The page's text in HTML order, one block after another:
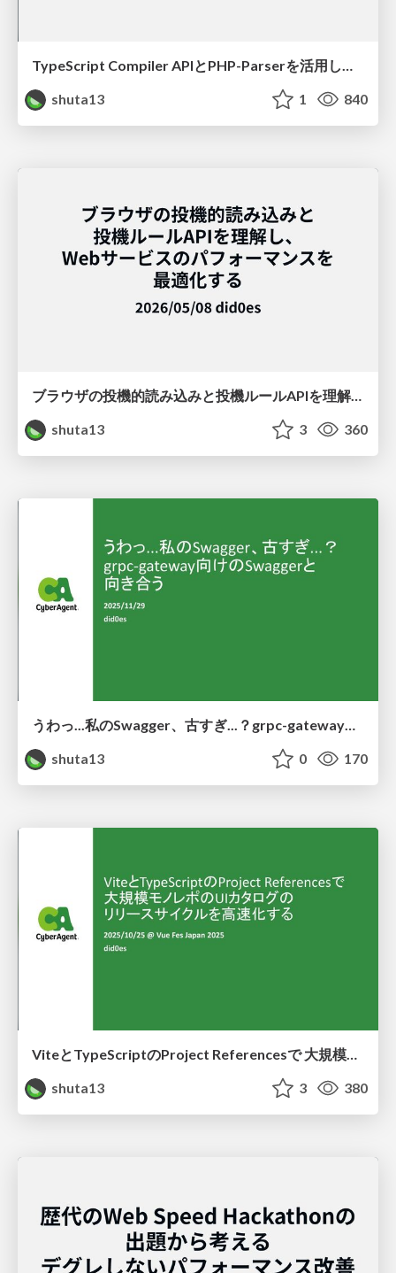
TypeScript Compiler APIとPHP-Parserを活用し、TypeScriptとPHPで型を共有する
shuta13
1 840
ブラウザの投機的読み込みと投機ルールAPIを理解し、Webサービスのパフォーマンスを最適化する
shuta13
3 360
うわっ...私のSwagger、古すぎ...？grpc-gateway向けのSwaggerと向き合う
shuta13
0 170
ViteとTypeScriptのProject Referencesで 大規模モノレポのUIカタログのリリースサイクルを高速化する
shuta13
3 380